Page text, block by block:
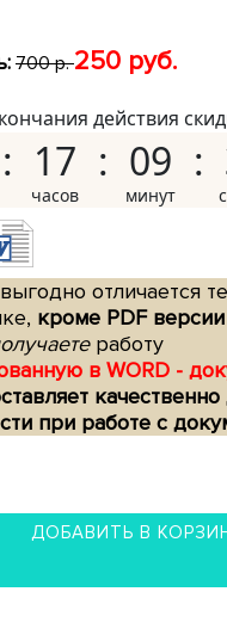
700 р.250 руб.
действия
17 09
отличается
кроме PDF версии
работу
в WORD -
при работе с
ДОБАВИТЬ В